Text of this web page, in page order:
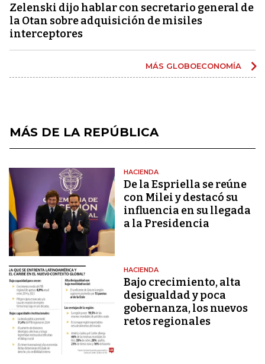
Zelenski dijo hablar con secretario general de
la Otan sobre adquisición de misiles
interceptores
MÁS GLOBOECONOMÍA
MÁS DE LA REPÚBLICA
HACIENDA
De la Espriella se reúne
con Milei y destacó su
influencia en su llegada
a la Presidencia
HACIENDA
Bajo crecimiento, alta
desigualdad y poca
gobernanza, los nuevos
retos regionales